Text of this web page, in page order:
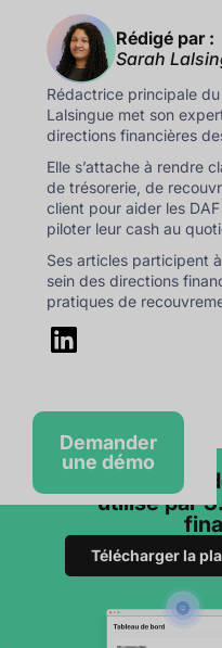
Rédigé par :
Sarah
Rédactrice principale
Lalsingue met son
directions financières
Elle s’attache à rendre
de trésorerie, de
client pour aider les
piloter leur cash au
Ses articles participent
sein des directions
pratiques de
Demander
une démo
Le logiciel
utilisé par
Télécharger la